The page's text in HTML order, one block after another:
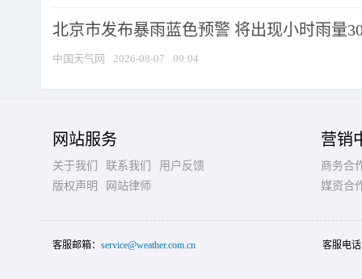
北京市发布暴雨蓝色预警 将出现小时雨量
中国天气网 2026-08-07 09:04
网站服务
关于我们 联系我们
用户反馈
版权声明
网站律师
营销
商务合
媒资合
客服邮箱： service@weather.com.cn 客服电